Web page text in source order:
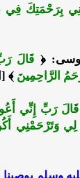
بِرَحْمَتِكَ فِي
﴿ قَالَ
الرَّاحِمِينَ ﴾
قَالَ رَبِّ إِنِّي
لِي وَتَرْحَمْنِي